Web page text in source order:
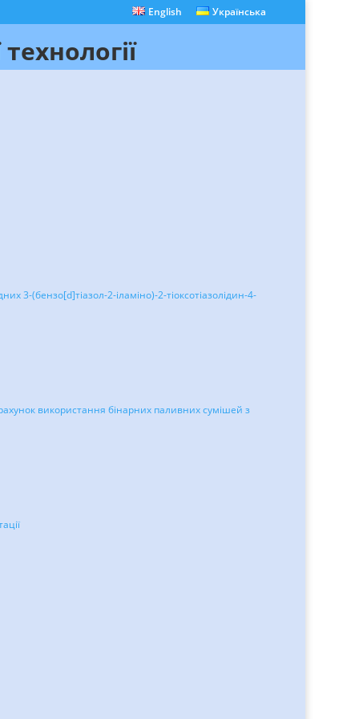
English Українська
3-(бензо[d]тіазол-2-іламіно)-2-тіоксотіазолідин-4-
використання бінарних паливних сумішей з